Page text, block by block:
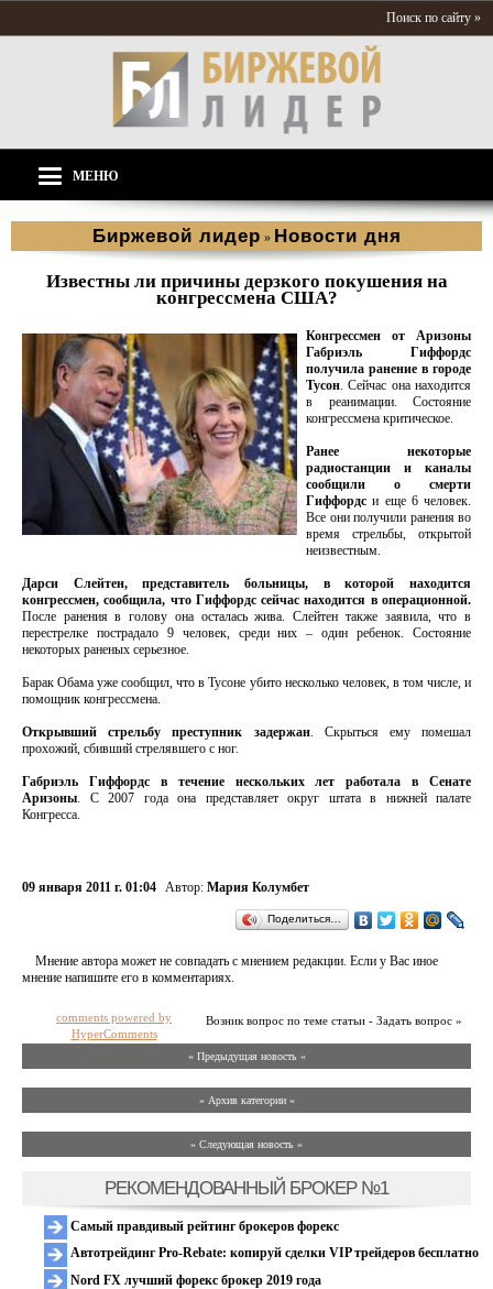
Поиск по сайту »
МЕНЮ
Биржевой лидер » Новости дня
Известны ли причины дерзкого покушения на
конгрессмена США?
Конгрессмен от Аризоны
Габриэль Гиффордс
получила ранение в городе
Тусон. Сейчас она находится
в реанимации. Состояние
конгрессмена критическое.
Ранее некоторые
радиостанции и каналы
сообщили о смерти
Гиффордс и еще 6 человек.
Все они получили ранения во
время стрельбы, открытой
неизвестным.
Дарси Слейтен, представитель больницы, в которой находится
конгрессмен, сообщила, что Гиффордс сейчас находится в операционной.
После ранения в голову она осталась жива. Слейтен также заявила, что в
перестрелке пострадало 9 человек, среди них – один ребенок. Состояние
некоторых раненых серьезное.
Барак Обама уже сообщил, что в Тусоне убито несколько человек, в том числе, и
помощник конгрессмена.
Открывший стрельбу преступник задержан. Скрыться ему помешал
прохожий, сбивший стрелявшего с ног.
Габриэль Гиффордс в течение нескольких лет работала в Сенате
Аризоны. С 2007 года она представляет округ штата в нижней палате
Конгресса.
09 января 2011 г. 01:04 Автор: Мария Колумбет
Поделиться…
Мнение автора может не совпадать с мнением редакции. Если у Вас иное
мнение напишите его в комментариях.
Возник вопрос по теме статьи - Задать вопрос »
comments powered by
HyperComments
« Предыдущая новость «
» Архив категории «
» Следующая новость »
РЕКОМЕНДОВАННЫЙ БРОКЕР №1
Самый правдивый рейтинг брокеров форекс
Автотрейдинг Pro-Rebate: копируй сделки VIP трейдеров бесплатно
Nord FX лучший форекс брокер 2019 года